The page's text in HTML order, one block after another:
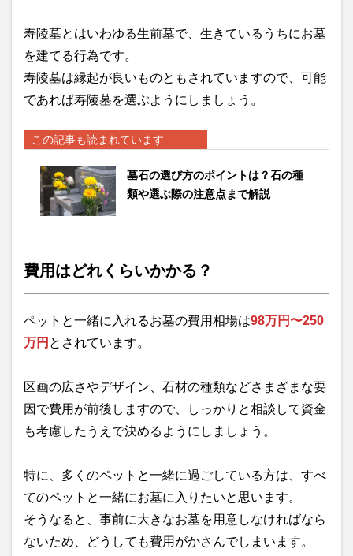
寿陵墓とはいわゆる生前墓で、生きているうちにお墓
を建てる行為です。
寿陵墓は縁起が良いものともされていますので、可能
であれば寿陵墓を選ぶようにしましょう。
この記事も読まれています
墓石の選び方のポイントは？石の種
類や選ぶ際の注意点まで解説
費用はどれくらいかかる？
ペットと一緒に入れるお墓の費用相場は98万円〜250
万円 とされています。
区画の広さやデザイン、石材の種類などさまざまな要
因で費用が前後しますので、しっかりと相談して資金
も考慮したうえで決めるようにしましょう。
特に、多くのペットと一緒に過ごしている方は、すべ
てのペットと一緒にお墓に入りたいと思います。
そうなると、事前に大きなお墓を用意しなければなら
ないため、どうしても費用がかさんでしまいます。